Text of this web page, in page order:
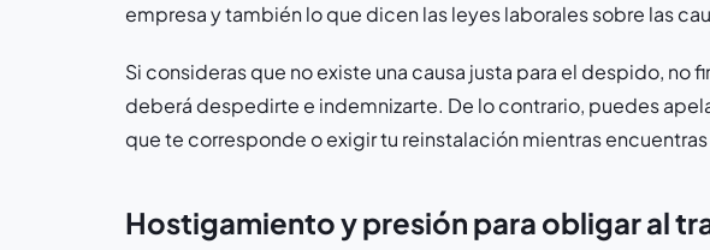
empresa y también lo que dicen las leyes laborales sobre las
Si consideras que no existe una causa justa para el despido, no
deberá despedirte e indemnizarte. De lo contrario, puedes
que te corresponde o exigir tu reinstalación mientras
Hostigamiento y presión para obligar al